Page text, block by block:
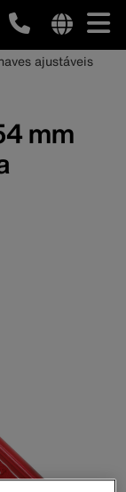
site
ajustáveis
mm